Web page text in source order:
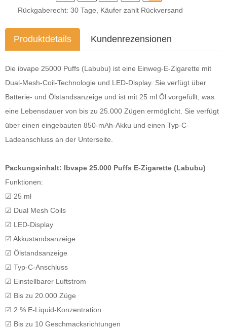
Rückgaberecht: 30 Tage, Käufer zahlt Rückversand
Produktdetails Kundenrezensionen
Die ibvape 25000 Puffs (Labubu) ist eine Einweg-E-Zigarette mit
Dual-Mesh-Coil-Technologie und LED-Display. Sie verfügt über
Batterie- und Ölstandsanzeige und ist mit 25 ml Öl vorgefüllt, was
eine Lebensdauer von bis zu 25.000 Zügen ermöglicht. Sie verfügt
über einen eingebauten 850-mAh-Akku und einen Typ-C-
Ladeanschluss an der Unterseite.
Packungsinhalt: Ibvape 25.000 Puffs E-Zigarette (Labubu)
Funktionen:
☑ 25 ml
☑ Dual Mesh Coils
☑ LED-Display
☑ Akkustandsanzeige
☑ Ölstandsanzeige
☑ Typ-C-Anschluss
☑ Einstellbarer Luftstrom
☑ Bis zu 20.000 Züge
☑ 2 % E-Liquid-Konzentration
☑ Bis zu 10 Geschmacksrichtungen